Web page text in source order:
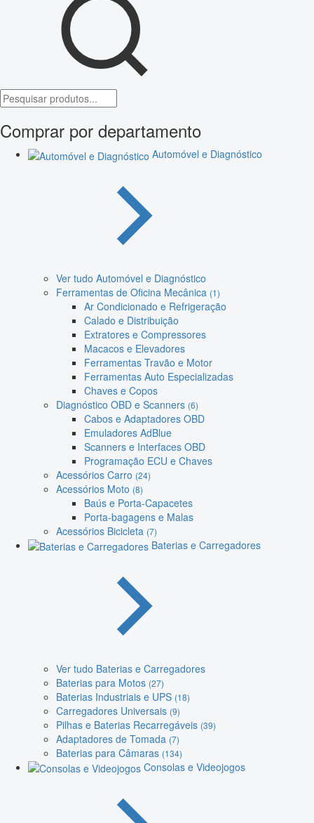
Comprar por departamento
Automóvel e Diagnóstico
Ver tudo Automóvel e Diagnóstico
Ferramentas de Oficina Mecânica (1)
Ar Condicionado e Refrigeração
Calado e Distribuição
Extratores e Compressores
Macacos e Elevadores
Ferramentas Travão e Motor
Ferramentas Auto Especializadas
Chaves e Copos
Diagnóstico OBD e Scanners (6)
Cabos e Adaptadores OBD
Emuladores AdBlue
Scanners e Interfaces OBD
Programação ECU e Chaves
Acessórios Carro (24)
Acessórios Moto (8)
Baús e Porta-Capacetes
Porta-bagagens e Malas
Acessórios Bicicleta (7)
Baterias e Carregadores
Ver tudo Baterias e Carregadores
Baterias para Motos (27)
Baterias Industriais e UPS (18)
Carregadores Universais (9)
Pilhas e Baterias Recarregáveis (39)
Adaptadores de Tomada (7)
Baterias para Câmaras (134)
Consolas e Videojogos